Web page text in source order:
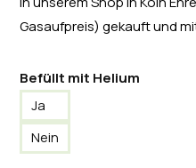
Gasaufpreis) gekauft und
Befüllt mit Helium
Ja
Nein